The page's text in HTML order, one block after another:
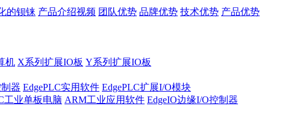
的钡铼 产品介绍视频 团队优势 品牌优势 技术优势 产品优势
机 X系列扩展IO板 Y系列扩展IO板
器 EdgePLC实用软件 EdgePLC扩展I/O模块
工业单板电脑 ARM工业应用软件 EdgeIO边缘I/O控制器